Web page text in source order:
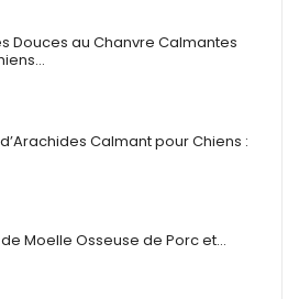
Douces au Chanvre Calmantes
Calmant pour Chiens :
Moelle Osseuse de Porc et…